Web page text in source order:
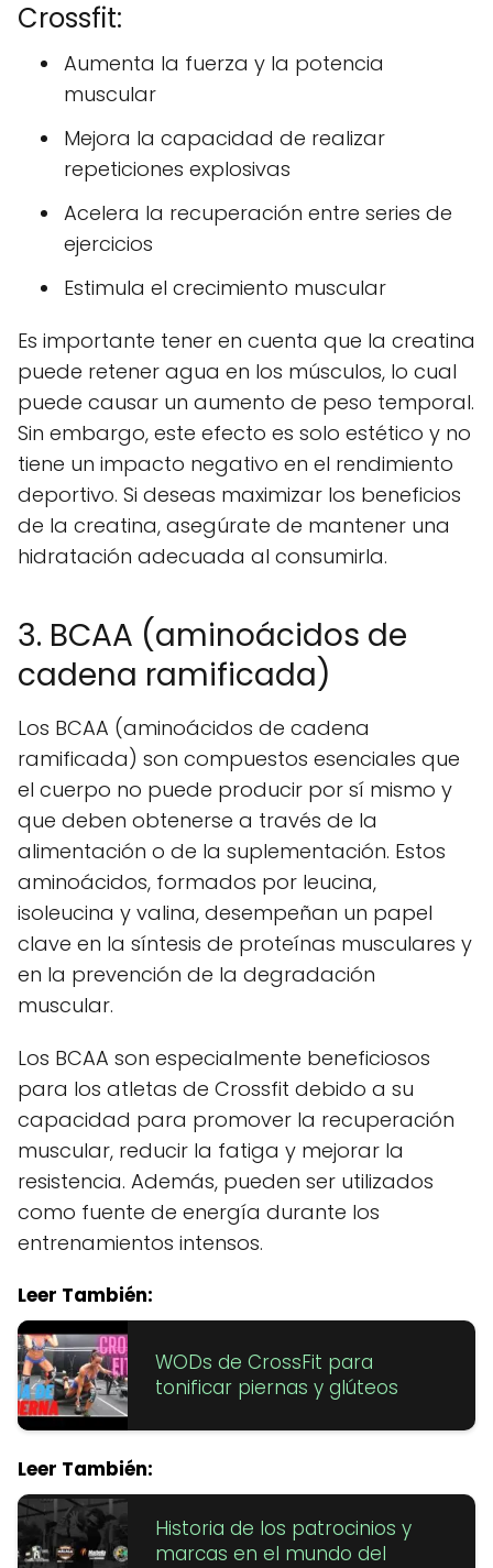
Crossfit:
Aumenta la fuerza y la potencia
muscular
Mejora la capacidad de realizar
repeticiones explosivas
Acelera la recuperación entre series de
ejercicios
Estimula el crecimiento muscular
Es importante tener en cuenta que la creatina
puede retener agua en los músculos, lo cual
puede causar un aumento de peso temporal.
Sin embargo, este efecto es solo estético y no
tiene un impacto negativo en el rendimiento
deportivo. Si deseas maximizar los beneficios
de la creatina, asegúrate de mantener una
hidratación adecuada al consumirla.
3. BCAA (aminoácidos de
cadena ramificada)
Los BCAA (aminoácidos de cadena
ramificada) son compuestos esenciales que
el cuerpo no puede producir por sí mismo y
que deben obtenerse a través de la
alimentación o de la suplementación. Estos
aminoácidos, formados por leucina,
isoleucina y valina, desempeñan un papel
clave en la síntesis de proteínas musculares y
en la prevención de la degradación
muscular.
Los BCAA son especialmente beneficiosos
para los atletas de Crossfit debido a su
capacidad para promover la recuperación
muscular, reducir la fatiga y mejorar la
resistencia. Además, pueden ser utilizados
como fuente de energía durante los
entrenamientos intensos.
Leer También:
WODs de CrossFit para
tonificar piernas y glúteos
Leer También:
Historia de los patrocinios y
marcas en el mundo del